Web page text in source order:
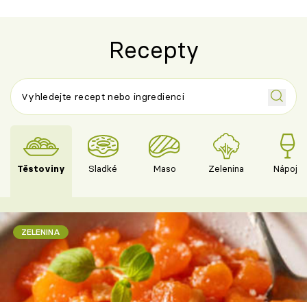
Recepty
Těstoviny Sladké Maso Zelenina Nápoje
ZELENINA